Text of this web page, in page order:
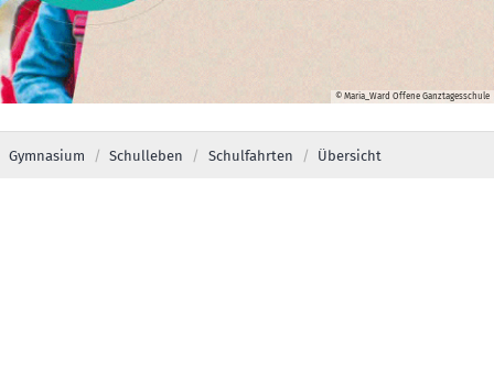
© Maria_Ward Offene Ganztagesschule
Gymnasium Schulleben Schulfahrten Übersicht